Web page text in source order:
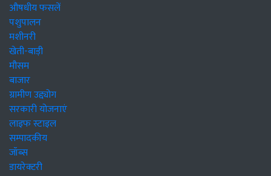
औषधीय फसलें
पशुपालन
मशीनरी
खेती-बाड़ी
मौसम
बाजार
ग्रामीण उद्द्योग
सरकारी योजनाएं
लाइफ स्टाइल
सम्पादकीय
जॉब्स
डायरेक्टरी